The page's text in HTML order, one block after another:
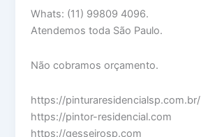
Whats: (11) 99809 4096.
Atendemos toda São Paulo.
Não cobramos orçamento.
https://pinturaresidencialsp.com.br/
https://pintor-residencial.com
https://gesseirosp.com